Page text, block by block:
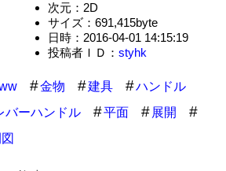
次元：2D
サイズ：691,415byte
日時：2016-04-01 14:15:19
投稿者ＩＤ： styhk
金物 建具
ハンドル
バーハンドル 平面
展開